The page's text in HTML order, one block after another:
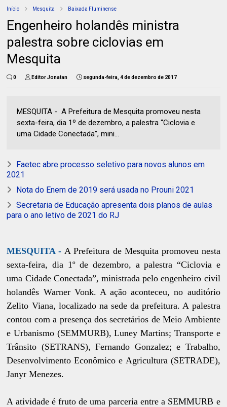
Início Mesquita Baixada Fluminense
Engenheiro holandês ministra
palestra sobre ciclovias em
Mesquita
0 Editor Jonatan segunda-feira, 4 de dezembro de 2017
MESQUITA - A Prefeitura de Mesquita promoveu nesta
sexta-feira, dia 1º de dezembro, a palestra “Ciclovia e
uma Cidade Conectada”, mini...
Faetec abre processo seletivo para novos alunos em
2021
Nota do Enem de 2019 será usada no Prouni 2021
Secretaria de Educação apresenta dois planos de aulas
para o ano letivo de 2021 do RJ
MESQUITA -A Prefeitura de Mesquita promoveu nesta
sexta-feira, dia 1º de dezembro, a palestra “Ciclovia e
uma Cidade Conectada”, ministrada pelo engenheiro civil
holandês Warner Vonk. A ação aconteceu, no auditório
Zelito Viana, localizado na sede da prefeitura. A palestra
contou com a presença dos secretários de Meio Ambiente
e Urbanismo (SEMMURB), Luney Martins; Transporte e
Trânsito (SETRANS), Fernando Gonzalez; e Trabalho,
Desenvolvimento Econômico e Agricultura (SETRADE),
Janyr Menezes.
A atividade é fruto de uma parceria entre a SEMMURB e